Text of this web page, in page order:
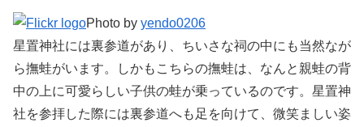
Photo by yendo0206
星置神社には裏参道があり、ちいさな祠の中にも当然なが
ら撫蛙がいます。しかもこちらの撫蛙は、なんと親蛙の背
中の上に可愛らしい子供の蛙が乗っているのです。星置神
社を参拝した際には裏参道へも足を向けて、微笑ましい姿